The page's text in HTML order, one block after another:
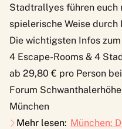
Stadtrallyes führen euch
spielerische Weise durch
Die wichtigsten Infos
4 Escape-Rooms & 4
ab 29,80 € pro Person
Forum
München
Mehr lesen: München: